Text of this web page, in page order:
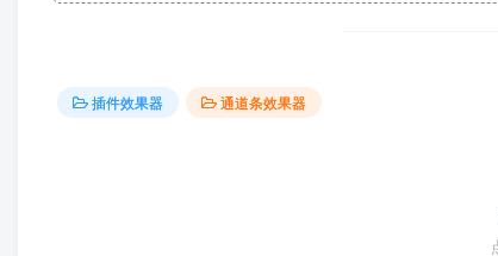
插件效果器 通道条效果器